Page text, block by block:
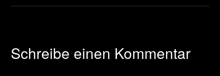
Schreibe einen Kommentar